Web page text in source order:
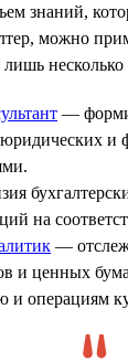
знаний,
можно
несколько
—
и
на
—
и ценных
и операциям